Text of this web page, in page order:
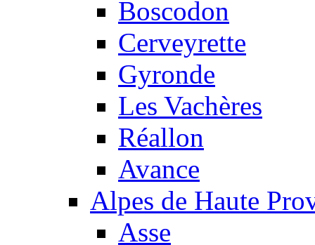
Boscodon
Cerveyrette
Gyronde
Les Vachères
Réallon
Avance
Alpes de Haute
Asse